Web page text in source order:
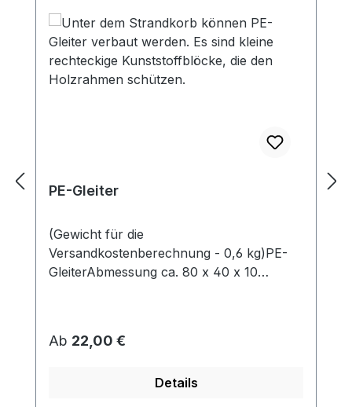
PE-Gleiter
(Gewicht für die
Versandkostenberechnung - 0,6 kg)PE-
GleiterAbmessung ca. 80 x 40 x 10
Regulärer Preis:
Ab 22,00 €
Details